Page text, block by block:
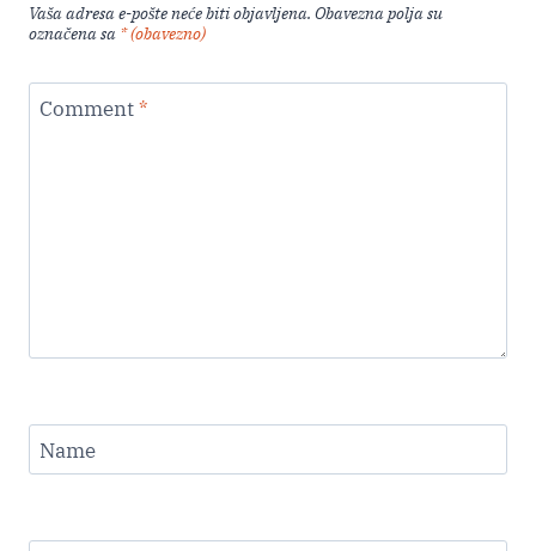
Vaša adresa e-pošte neće biti objavljena. Obavezna polja su
označena sa * (obavezno)
Comment*
Name